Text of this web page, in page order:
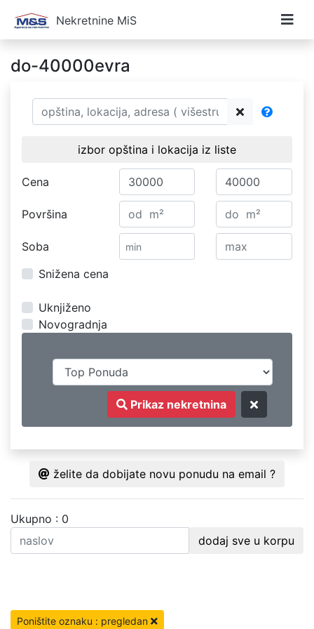
Nekretnine MiS
do-40000evra
izbor opština i lokacija iz liste
Cena
Površina
Soba
Snižena cena
Uknjiženo
Novogradnja
Prikaz nekretnina
želite da dobijate novu ponudu na email ?
Ukupno : 0
dodaj sve u korpu
Poništite oznaku : pregledan